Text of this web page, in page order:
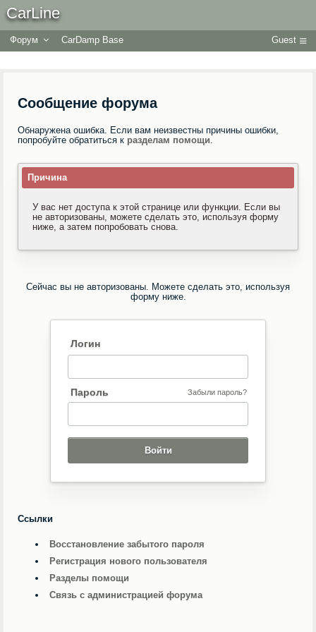
CarLine
Форум CarDamp Base Guest
Сообщение форума
Обнаружена ошибка. Если вам неизвестны причины ошибки,
попробуйте обратиться к разделам помощи.
Причина
У вас нет доступа к этой странице или функции. Если вы
не авторизованы, можете сделать это, используя форму
ниже, а затем попробовать снова.
Сейчас вы не авторизованы. Можете сделать это, используя
форму ниже.
Логин
Пароль Забыли пароль?
Ссылки
Восстановление забытого пароля
Регистрация нового пользователя
Разделы помощи
Связь с администрацией форума